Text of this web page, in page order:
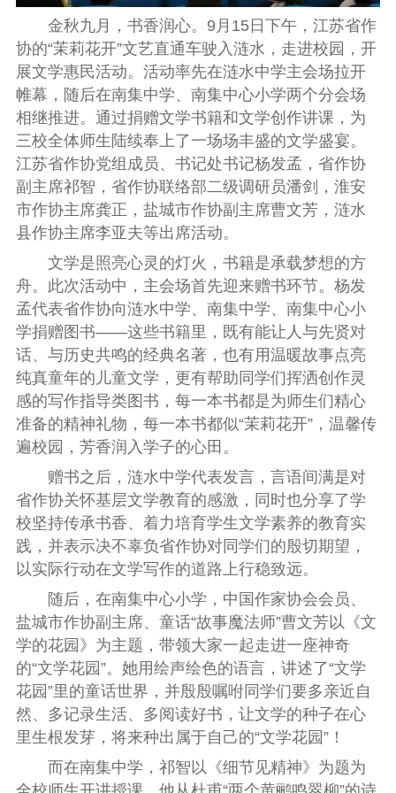
金秋九月，书香润心。9月15日下午，江苏省作
协的“茉莉花开”文艺直通车驶入涟水，走进校园，开
展文学惠民活动。活动率先在涟水中学主会场拉开
帷幕，随后在南集中学、南集中心小学两个分会场
相继推进。通过捐赠文学书籍和文学创作讲课，为
三校全体师生陆续奉上了一场场丰盛的文学盛宴。
江苏省作协党组成员、书记处书记杨发孟，省作协
副主席祁智，省作协联络部二级调研员潘剑，淮安
市作协主席龚正，盐城市作协副主席曹文芳，涟水
县作协主席李亚夫等出席活动。
文学是照亮心灵的灯火，书籍是承载梦想的方
舟。此次活动中，主会场首先迎来赠书环节。杨发
孟代表省作协向涟水中学、南集中学、南集中心小
学捐赠图书——这些书籍里，既有能让人与先贤对
话、与历史共鸣的经典名著，也有用温暖故事点亮
纯真童年的儿童文学，更有帮助同学们挥洒创作灵
感的写作指导类图书，每一本书都是为师生们精心
准备的精神礼物，每一本书都似“茉莉花开”，温馨传
遍校园，芳香润入学子的心田。
赠书之后，涟水中学代表发言，言语间满是对
省作协关怀基层文学教育的感激，同时也分享了学
校坚持传承书香、着力培育学生文学素养的教育实
践，并表示决不辜负省作协对同学们的殷切期望，
以实际行动在文学写作的道路上行稳致远。
随后，在南集中心小学，中国作家协会会员、
盐城市作协副主席、童话“故事魔法师”曹文芳以《文
学的花园》为主题，带领大家一起走进一座神奇
的“文学花园”。她用绘声绘色的语言，讲述了“文学
花园”里的童话世界，并殷殷嘱咐同学们要多亲近自
然、多记录生活、多阅读好书，让文学的种子在心
里生根发芽，将来种出属于自己的“文学花园”！
而在南集中学，祁智以《细节见精神》为题为